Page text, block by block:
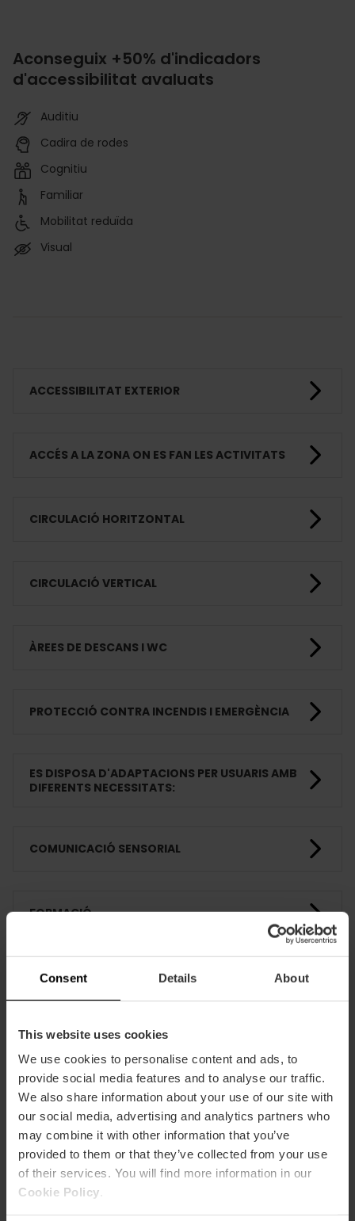
Consent Details About
This website uses cookies
We use cookies to personalise content and ads, to
provide social media features and to analyse our traffic.
We also share information about your use of our site with
our social media, advertising and analytics partners who
may combine it with other information that you’ve
provided to them or that they’ve collected from your use
of their services. You will find more information in our
Cookie Policy
Aconseguix +50% d'indicadors
d'accessibilitat avaluats
Auditiu
Cadira de rodes
Cognitiu
Familiar
Mobilitat reduïda
Visual
ACCESSIBILITAT EXTERIOR
ACCÉS A LA ZONA ON ES FAN LES ACTIVITATS
CIRCULACIÓ HORITZONTAL
CIRCULACIÓ VERTICAL
ÀREES DE DESCANS I WC
PROTECCIÓ CONTRA INCENDIS I EMERGÈNCIA
ES DISPOSA D'ADAPTACIONS PER USUARIS AMB
DIFERENTS NECESSITATS:
COMUNICACIÓ SENSORIAL
FORMACIÓ
CLIENTS
Com arribar